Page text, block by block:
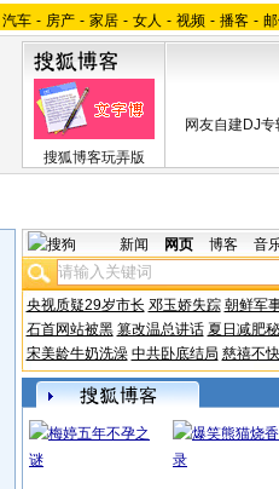
汽车 - 房产 - 家居 - 女人 - 视频 - 播客 -
搜狐博客玩弄版
网友自建DJ专
新闻 网页 博客 音
央视质疑29岁市长 邓玉娇失踪 朝鲜军
石首网站被黑 篡改温总讲话 夏日减肥
宋美龄牛奶洗澡 中共卧底结局 慈禧不